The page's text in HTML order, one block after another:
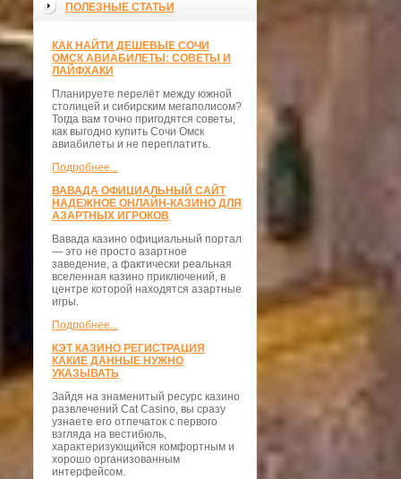
ПОЛЕЗНЫЕ СТАТЬИ
КАК НАЙТИ ДЕШЕВЫЕ СОЧИ
ОМСК АВИАБИЛЕТЫ: СОВЕТЫ И
ЛАЙФХАКИ
Планируете перелёт между южной
столицей и сибирским мегаполисом?
Тогда вам точно пригодятся советы,
как выгодно купить Сочи Омск
авиабилеты и не переплатить.
Подробнее...
ВАВАДА ОФИЦИАЛЬНЫЙ САЙТ
НАДЕЖНОЕ ОНЛАЙН-КАЗИНО ДЛЯ
АЗАРТНЫХ ИГРОКОВ
Вавада казино официальный портал
— это не просто азартное
заведение, а фактически реальная
вселенная казино приключений, в
центре которой находятся азартные
игры.
Подробнее...
КЭТ КАЗИНО РЕГИСТРАЦИЯ
КАКИЕ ДАННЫЕ НУЖНО
УКАЗЫВАТЬ
Зайдя на знаменитый ресурс казино
развлечений Cat Casino, вы сразу
узнаете его отпечаток с первого
взгляда на вестибюль,
характеризующийся комфортным и
хорошо организованным
интерфейсом.